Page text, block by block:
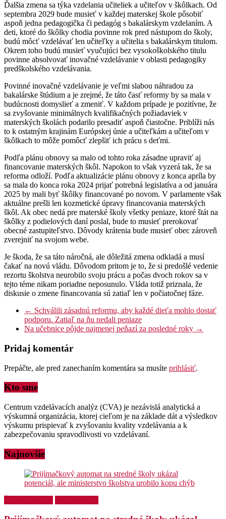
Ďalšia zmena sa týka vzdelania učiteliek a učiteľov v škôlkach. Od
septembra 2029 bude musieť v každej materskej škole pôsobiť
aspoň jedna pedagogička či pedagóg s bakalárskym vzdelaním. A
deti, ktoré do škôlky chodia povinne rok pred nástupom do školy,
budú môcť vzdelávať len učiteľky a učitelia s bakalárskym titulom.
Okrem toho budú musieť vyučujúci bez vysokoškolského titulu
povinne absolvovať inovačné vzdelávanie v oblasti pedagogiky
predškolského vzdelávania.
Povinné inovačné vzdelávanie je veľmi slabou náhradou za
bakalárske štúdium a je zrejmé, že táto časť reformy by sa mala v
budúcnosti domyslieť a zmeniť. V každom prípade je pozitívne, že
sa zvyšovanie minimálnych kvalifikačných požiadaviek v
materských školách podarilo presadiť aspoň čiastočne. Priblíži nás
to k ostatným krajinám Európskej únie a učiteľkám a učiteľom v
škôlkach to môže pomôcť zlepšiť ich prácu s deťmi.
Podľa plánu obnovy sa malo od tohto roka zásadne upraviť aj
financovanie materských škôl. Napokon to však vyzerá tak, že sa
reforma odloží. Podľa aktualizácie plánu obnovy z konca apríla by
sa mala do konca roka 2024 prijať potrebná legislatíva a od januára
2025 by mali byť škôlky financované po novom. V parlamente však
aktuálne prešli len kozmetické úpravy financovania materských
škôl. Ak obec nedá pre materské školy všetky peniaze, ktoré štát na
škôlky z podielových daní poslal, bude to musieť prerokovať
obecné zastupiteľstvo. Dôvody krátenia bude musieť obec zároveň
zverejniť na svojom webe.
Je škoda, že sa táto náročná, ale dôležitá zmena odkladá a musí
čakať na novú vládu. Dôvodom pritom je to, že si predošlé vedenie
rezortu školstva neurobilo svoju prácu a počas dvoch rokov sa v
tejto téme nikam poriadne neposunulo. Vláda totiž priznala, že
diskusie o zmene financovania sú zatiaľ len v počiatočnej fáze.
← Schválili zásadnú reformu, aby každé dieťa mohlo dostať
podporu. Zatiaľ na ňu nedali peniaze
Na učebnice pôjde najmenej peňazí za posledné roky →
Pridaj komentár
Prepáčte, ale pred zanechaním komentára sa musíte prihlásiť.
Kto sme
Centrum vzdelávacích analýz (CVA) je nezávislá analytická a
výskumná organizácia, ktorej cieľom je na základe dát a výsledkov
výskumu prispievať k zvyšovaniu kvality vzdelávania a k
zabezpečovaniu spravodlivosti vo vzdelávaní.
Najnovšie